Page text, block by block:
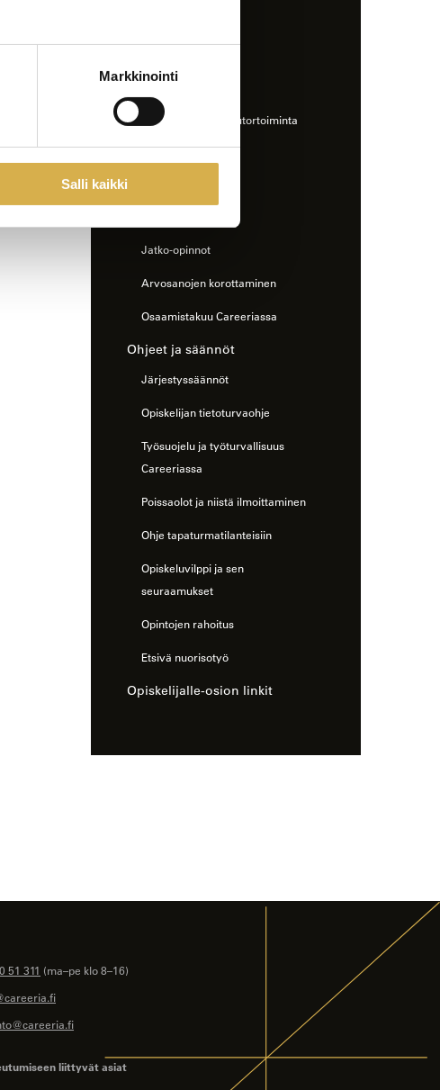
Markkinointi
Salli kaikki
Opiskelijakunta ja tutortoiminta
Jatko-opinnot
Arvosanojen korottaminen
Osaamistakuu Careeriassa
Ohjeet ja säännöt
Järjestyssäännöt
Opiskelijan tietoturvaohje
Työsuojelu ja työturvallisuus
Careeriassa
Poissaolot ja niistä ilmoittaminen
Ohje tapaturmatilanteisiin
Opiskeluvilppi ja sen
seuraamukset
Opintojen rahoitus
Etsivä nuorisotyö
Opiskelijalle-osion linkit
51 311 (ma–pe klo 8–16)
liittyvät asiat